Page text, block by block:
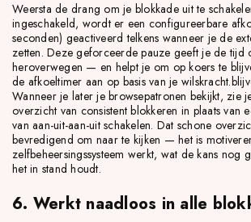
Weersta de drang om je blokkade uit te
ingeschakeld, wordt er een configureerbare
seconden) geactiveerd telkens wanneer je de
zetten. Deze geforceerde pauze geeft je de tijd
heroverwegen — en helpt je om op koers te
de afkoeltimer aan op basis van je
Wanneer je later je browsepatronen bekijkt, zie
overzicht van consistent blokkeren in plaats van
van aan-uit-aan-uit schakelen. Dat schone
bevredigend om naar te kijken — het is
zelfbeheersingssysteem werkt, wat de kans nog
het in stand houdt.
6. Werkt naadloos in alle